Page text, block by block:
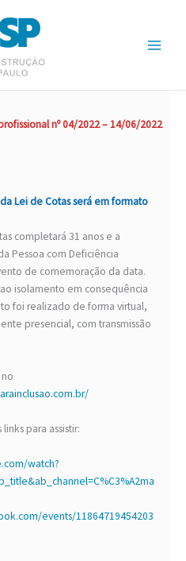
nº 04/2022 – 14/06/2022
Lei de Cotas será em formato
completará 31 anos e a
Pessoa com Deficiência
de comemoração da data.
isolamento em consequência
foi realizado de forma virtual,
presencial, com transmissão
para assistir:
watch?
events/11864719454203